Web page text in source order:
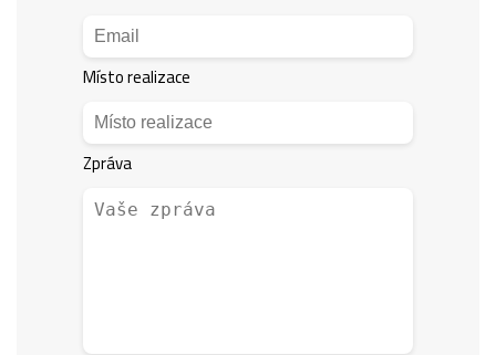
Místo realizace
Zpráva